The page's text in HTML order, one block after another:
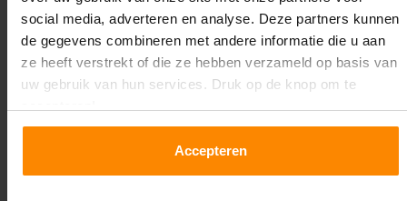
social media, adverteren en analyse. Deze partners kunnen
de gegevens combineren met andere informatie die u aan
ze heeft verstrekt of die ze hebben verzameld op basis van
uw gebruik van hun services. Druk op de knop om te
Accepteren